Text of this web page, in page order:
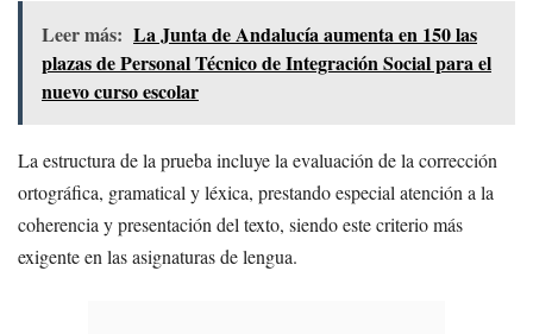
Leer más: La Junta de Andalucía aumenta en 150 las
plazas de Personal Técnico de Integración Social para el
nuevo curso escolar
La estructura de la prueba incluye la evaluación de la corrección
ortográfica, gramatical y léxica, prestando especial atención a la
coherencia y presentación del texto, siendo este criterio más
exigente en las asignaturas de lengua.